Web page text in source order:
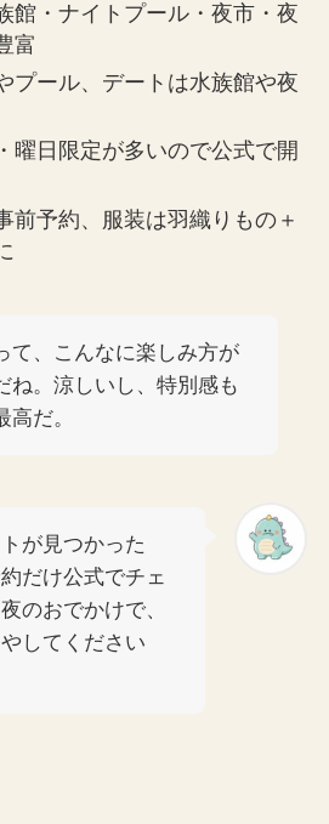
館・ナイトプール・夜市・夜
富
プール、デートは水族館や夜
曜日限定が多いので公式で開
前予約、服装は羽織りもの＋
て、こんなに楽しみ方が
ね。涼しいし、特別感も
高だ。
が見つかった
だけ公式でチェ
のおでかけで、
してください